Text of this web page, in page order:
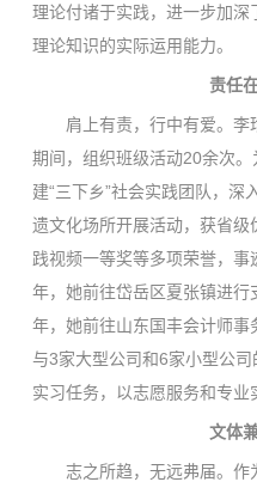
理论付诸于实践，进一步加
理论知识的实际运用能力。
责任
肩上有责，行中有爱。
期间，组织班级活动20余次
建“三下乡”社会实践团队，
遗文化场所开展活动，获省
践视频一等奖等多项荣誉，
年，她前往岱岳区夏张镇进
年，她前往山东国丰会计师
与3家大型公司和6家小型公
实习任务，以志愿服务和专业
文体
志之所趋，无远弗届。作